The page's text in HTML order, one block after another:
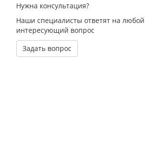
Нужна консультация?
Наши специалисты ответят на любой
интересующий вопрос
Задать вопрос